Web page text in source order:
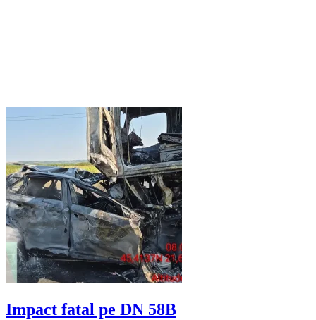
Impact fatal pe DN 58B